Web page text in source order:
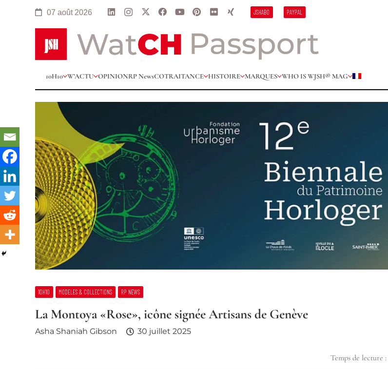
07 août 2026 JSHABO PAYPAL
10H10 W’ACTU OPINIONRP NewsCOTRAITANCE HISTOIRE MARQUES WHO IS WJSH® MAG
10H10 MODELES & COLLECTIONS RP NEWS
La Montoya «Rose», icône signée Artisans de Genève
Asha Shaniah Gibson 30 juillet 2025
Temps de lecture :